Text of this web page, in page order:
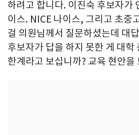
하려고 합니다. 이진숙 후보자가
이스. NICE 나이스, 그리고 초중
걸 의원님께서 질문하셨는데 대
후보자가 답을 하지 못한 게 대학
한계라고 보십니까? 교육 현안을